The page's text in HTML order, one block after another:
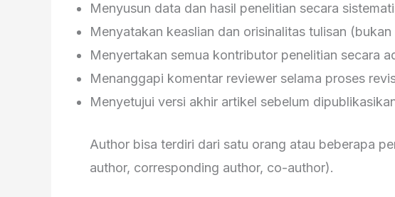
Menyusun data dan hasil penelitian secara
Menyatakan keaslian dan orisinalitas tulisan
Menyertakan semua kontributor penelitian secara
Menanggapi komentar reviewer selama proses
Menyetujui versi akhir artikel sebelum
Author bisa terdiri dari satu orang atau beberapa
author, corresponding author, co-author).